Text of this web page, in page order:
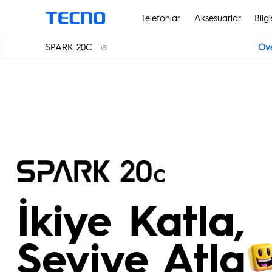
Telefonlar Aksesuarlar
SPARK 20C
İkiye Katla,
Seviye Atla